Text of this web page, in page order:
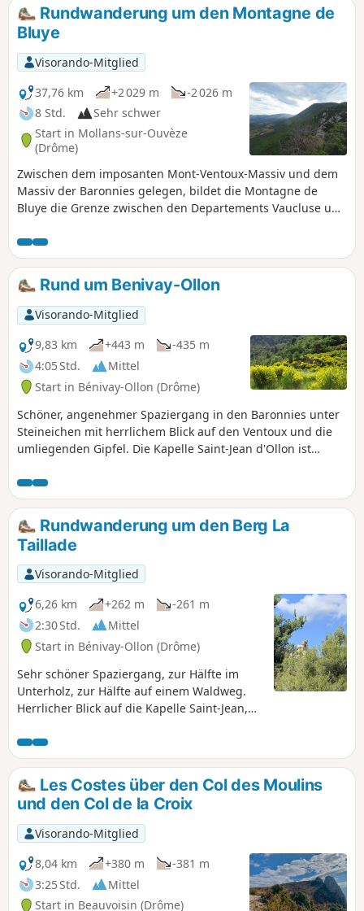
Ouvèze, über der wie Wächter die spektakulären Baumes
des Eyguiers thronen.
Rundwanderung um den Montagne de
Bluye
Visorando-Mitglied
37,76 km
+2 029 m
-2 026 m
8 Std.
Sehr schwer
Start in Mollans-sur-Ouvèze
(Drôme)
Zwischen dem imposanten Mont-Ventoux-Massiv und dem
Massiv der Baronnies gelegen, bildet die Montagne de
Bluye die Grenze zwischen den Departements Vaucluse und
die umliegenden Täler des Toulourenc und der Ouvèze. Die
Nordwand des Mont Ventoux sowie die Gebirgsmassive der
provenzalischen Baronnies sind entlang der gesamten
Strecke zu sehen.
Rund um Benivay-Ollon
Visorando-Mitglied
9,83 km
+443 m
-435 m
4:05 Std.
Mittel
Start in Bénivay-Ollon (Drôme)
Schöner, angenehmer Spaziergang in den Baronnies unter
Steineichen mit herrlichem Blick auf den Ventoux und die
umliegenden Gipfel. Die Kapelle Saint-Jean d'Ollon ist
Rundwanderung um den Berg La
Taillade
Visorando-Mitglied
6,26 km
+262 m
-261 m
2:30 Std.
Mittel
Start in Bénivay-Ollon (Drôme)
Sehr schöner Spaziergang, zur Hälfte im
Unterholz, zur Hälfte auf einem Waldweg.
Herrlicher Blick auf die Kapelle Saint-Jean,
Aufstieg auf einem schmalen Pfad im
Unterholz können Sie entlang des
Bergrückens wunderschöne Landschaften
bewundern.
Les Costes über den Col des Moulins
und den Col de la Croix
Visorando-Mitglied
8,04 km
+380 m
-381 m
3:25 Std.
Mittel
Start in Beauvoisin (Drôme)